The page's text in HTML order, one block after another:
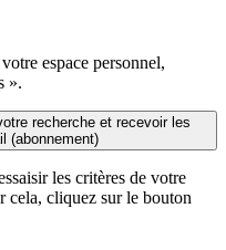
espace personnel,
».
recherche et recevoir les
(abonnement)
les critères de votre
cela, cliquez sur le bouton